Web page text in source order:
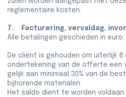
reglementaire kosten.
7. Facturering, vervaldag,
Alle betalingen geschieden in euro.
De cliënt is gehouden om uiterlijk 8
ondertekening van de offerte een
gelijk aan minimaal 30% van de
bijhorende materialen.
Het saldo dient te worden